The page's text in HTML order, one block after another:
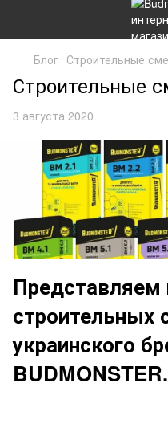
Блог Строительные
Строительные
3 августа 2020
Представляем
строительных
украинского
BUDMONSTER.